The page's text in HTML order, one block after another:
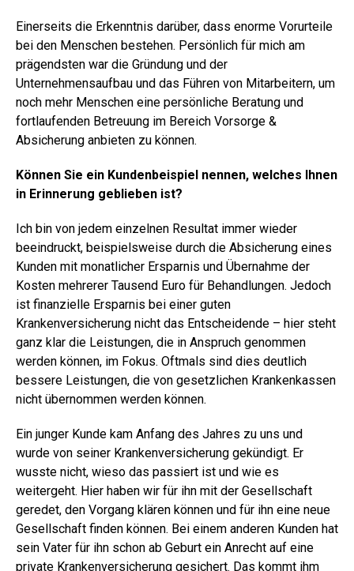
Einerseits die Erkenntnis darüber, dass enorme Vorurteile
bei den Menschen bestehen. Persönlich für mich am
prägendsten war die Gründung und der
Unternehmensaufbau und das Führen von Mitarbeitern, um
noch mehr Menschen eine persönliche Beratung und
fortlaufenden Betreuung im Bereich Vorsorge &
Absicherung anbieten zu können.
Können Sie ein Kundenbeispiel nennen, welches Ihnen
in Erinnerung geblieben ist?
Ich bin von jedem einzelnen Resultat immer wieder
beeindruckt, beispielsweise durch die Absicherung eines
Kunden mit monatlicher Ersparnis und Übernahme der
Kosten mehrerer Tausend Euro für Behandlungen. Jedoch
ist finanzielle Ersparnis bei einer guten
Krankenversicherung nicht das Entscheidende – hier steht
ganz klar die Leistungen, die in Anspruch genommen
werden können, im Fokus. Oftmals sind dies deutlich
bessere Leistungen, die von gesetzlichen Krankenkassen
nicht übernommen werden können.
Ein junger Kunde kam Anfang des Jahres zu uns und
wurde von seiner Krankenversicherung gekündigt. Er
wusste nicht, wieso das passiert ist und wie es
weitergeht. Hier haben wir für ihn mit der Gesellschaft
geredet, den Vorgang klären können und für ihn eine neue
Gesellschaft finden können. Bei einem anderen Kunden hat
sein Vater für ihn schon ab Geburt ein Anrecht auf eine
private Krankenversicherung gesichert. Das kommt ihm